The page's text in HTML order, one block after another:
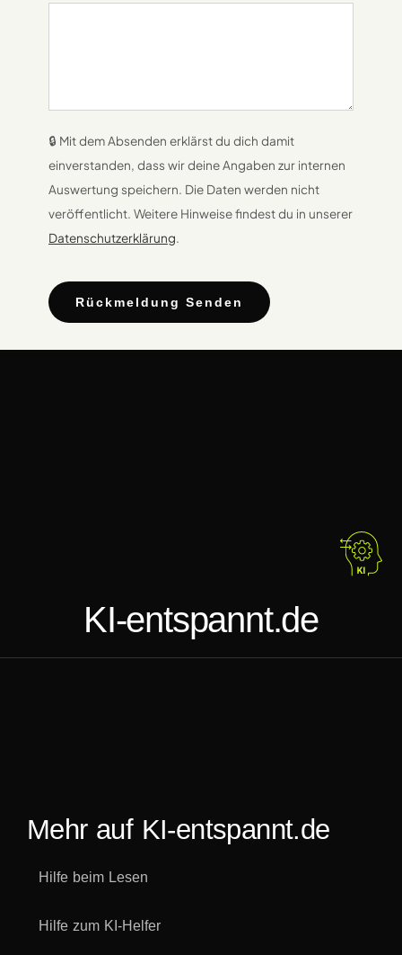
🔒 Mit dem Absenden erklärst du dich damit
einverstanden, dass wir deine Angaben zur internen
Auswertung speichern. Die Daten werden nicht
veröffentlicht. Weitere Hinweise findest du in unserer
Datenschutzerklärung.
Rückmeldung Senden
KI-entspannt.de
Mehr auf KI-entspannt.de
Hilfe beim Lesen
Hilfe zum KI-Helfer